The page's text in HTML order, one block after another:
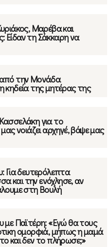
Μαρέβα και
Είδαν τη Σάκκαρη να
την Μονάδα
της μητέρας της
για το
νοιάζει αρχηγέ, βάψε μας
Για δευτερόλεπτα
και την ενόχλησε, αν
στη Βουλή
με Παϊτέρη: «Εγώ θα τους
ομορφιά, μήπως η μαμά
και δεν το πλήρωσε;»